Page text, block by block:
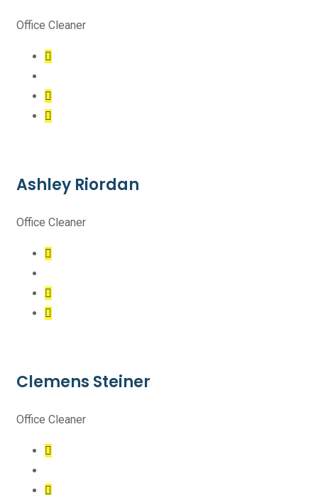
Office Cleaner
Ashley Riordan
Office Cleaner
Clemens Steiner
Office Cleaner